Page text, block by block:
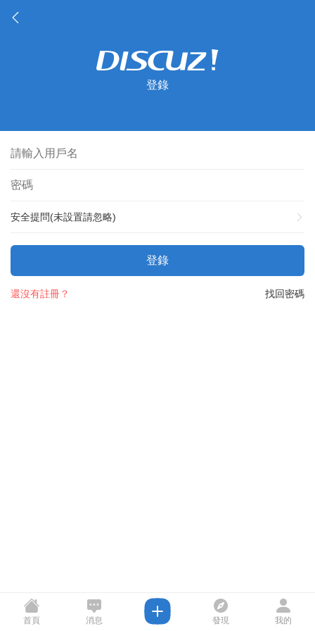
登錄
安全提問(未設置請忽略)
登錄
找回密碼
還沒有註冊？
首頁 消息 發現 我的